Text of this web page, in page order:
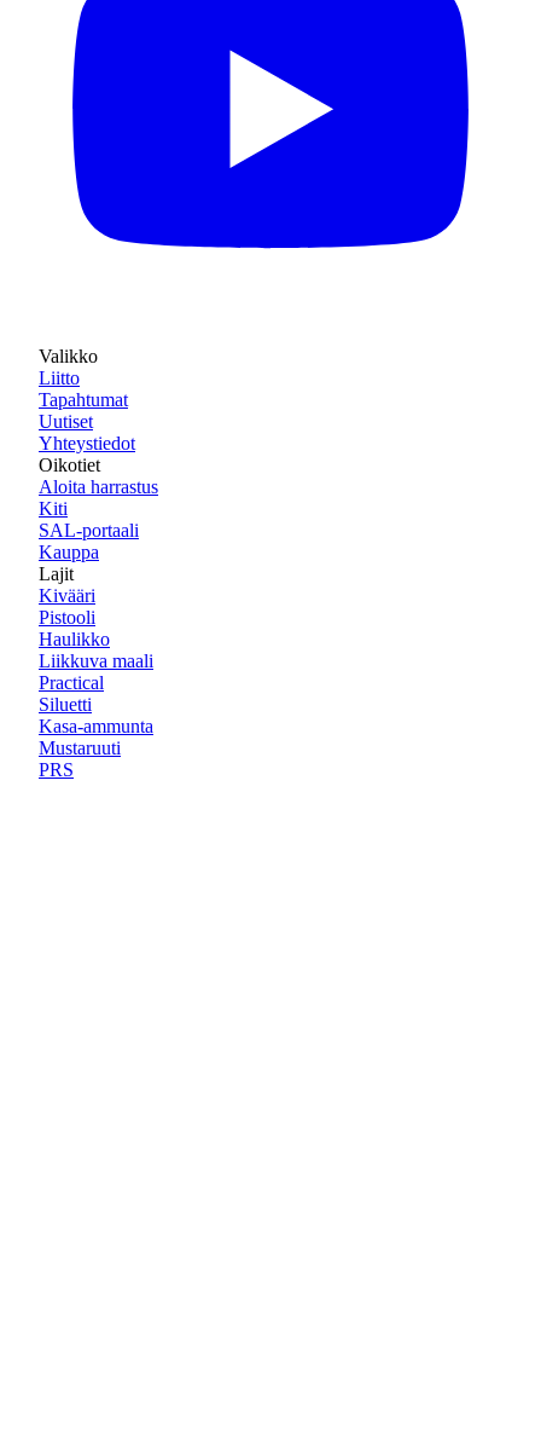
Valikko
Liitto
Tapahtumat
Uutiset
Yhteystiedot
Oikotiet
Aloita harrastus
Kiti
SAL-portaali
Kauppa
Lajit
Kivääri
Pistooli
Haulikko
Liikkuva maali
Practical
Siluetti
Kasa-ammunta
Mustaruuti
PRS